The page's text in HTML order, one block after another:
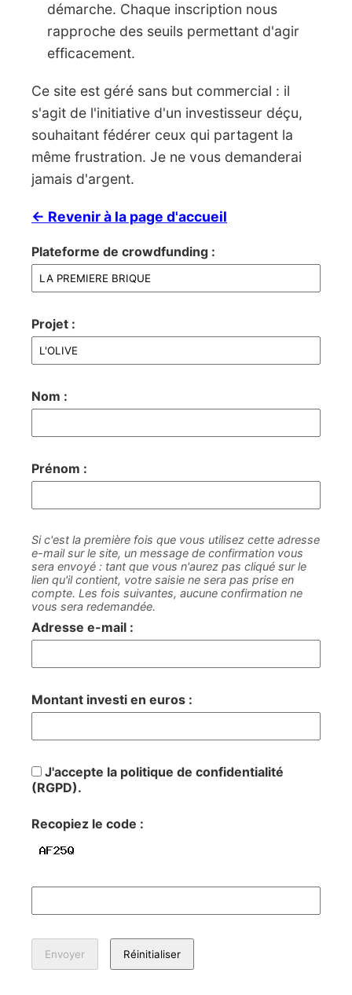
démarche. Chaque inscription nous
rapproche des seuils permettant d'agir
efficacement.
Ce site est géré sans but commercial : il
s'agit de l'initiative d'un investisseur déçu,
souhaitant fédérer ceux qui partagent la
même frustration. Je ne vous demanderai
jamais d'argent.
← Revenir à la page d'accueil
Plateforme de crowdfunding :
Projet :
Nom :
Prénom :
Si c'est la première fois que vous utilisez cette adresse
e-mail sur le site, un message de confirmation vous
sera envoyé : tant que vous n'aurez pas cliqué sur le
lien qu'il contient, votre saisie ne sera pas prise en
compte. Les fois suivantes, aucune confirmation ne
vous sera redemandée.
Adresse e-mail :
Montant investi en euros :
J'accepte la politique de confidentialité
(RGPD).
Recopiez le code :